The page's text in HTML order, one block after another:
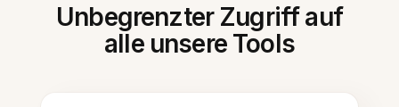
Unbegrenzter Zugriff auf
alle unsere Tools